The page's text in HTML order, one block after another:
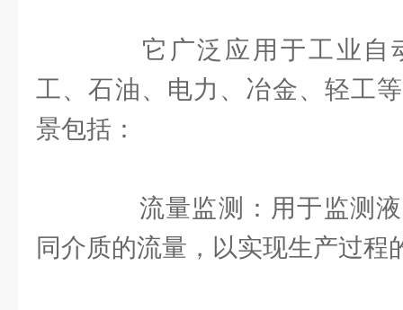
它广泛应用于工业自
工、石油、电力、冶金、轻工
景包括：
流量监测：用于监测液
同介质的流量，以实现生产过程